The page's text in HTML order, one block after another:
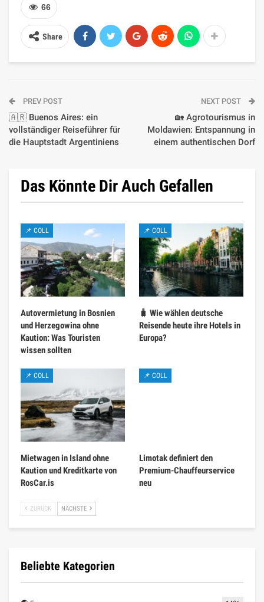
66
Share
PREV POST
🇦🇷 Buenos Aires: ein
vollständiger Reiseführer für
die Hauptstadt Argentiniens
NEXT POST
🏡 Agrotourismus in
Moldawien: Entspannung in
einem authentischen Dorf
Das Könnte Dir Auch Gefallen
📌 COLL
Autovermietung in Bosnien
und Herzegowina ohne
Kaution: Was Touristen
wissen sollten
📌 COLL
🧳 Wie wählen deutsche
Reisende heute ihre Hotels in
Europa?
📌 COLL
Mietwagen in Island ohne
Kaution und Kreditkarte von
RosCar.is
📌 COLL
Limotak definiert den
Premium-Chauffeurservice
neu
ZURÜCK NÄCHSTE
Beliebte Kategorien